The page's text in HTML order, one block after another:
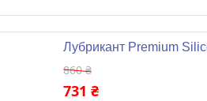
Лубрикант Premium
860 ₴
731 ₴